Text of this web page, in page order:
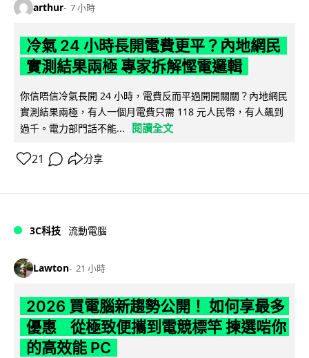
arthur 7 小時
冷氣 24 小時長開電費更平？內地網民
實測結果兩極 專家拆解慳電邏輯
你信唔信冷氣長開 24 小時，電費反而平過開開關關？內地網民
實測結果兩極，有人一個月電費只需 118 元人民幣，有人飆到
過千。電力部門話不能...
閱讀全文
21 分享
3C科技 流動電腦
Lawton 21 小時
2026 買電腦新趨勢公開！ 如何享最多
優惠 從極致便攜到電競標竿 揀選啱你
的高效能 PC